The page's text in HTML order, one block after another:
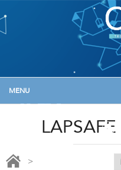
MENU
>